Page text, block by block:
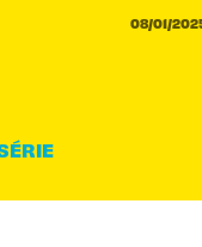
08/01/